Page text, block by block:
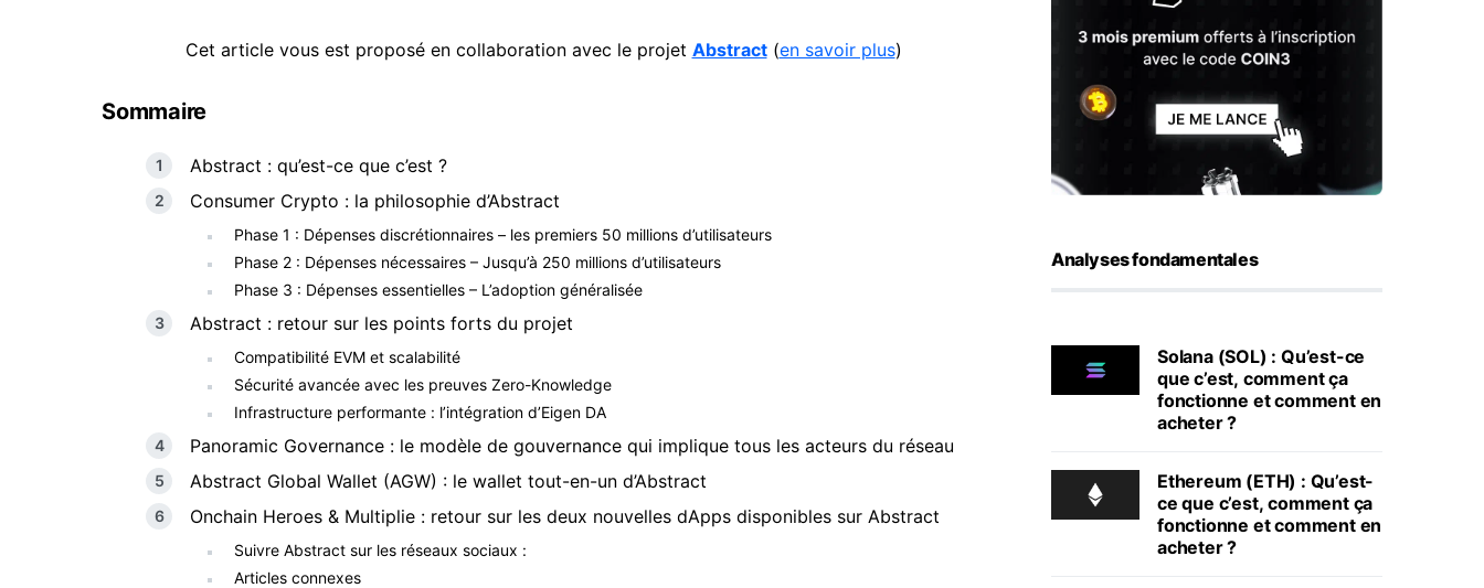
Cet article vous est proposé en collaboration avec le projet Abstract(en savoir plus)
Sommaire
Abstract : qu’est-ce que c’est ?
Consumer Crypto : la philosophie d’Abstract
Phase 1 : Dépenses discrétionnaires – les premiers 50 millions d’utilisateurs
Phase 2 : Dépenses nécessaires – Jusqu’à 250 millions d’utilisateurs
Phase 3 : Dépenses essentielles – L’adoption généralisée
Abstract : retour sur les points forts du projet
Compatibilité EVM et scalabilité
Sécurité avancée avec les preuves Zero-Knowledge
Infrastructure performante : l’intégration d’Eigen DA
Panoramic Governance : le modèle de gouvernance qui implique tous les acteurs du réseau
Abstract Global Wallet (AGW) : le wallet tout-en-un d’Abstract
Onchain Heroes & Multiplie : retour sur les deux nouvelles dApps disponibles sur Abstract
Suivre Abstract sur les réseaux sociaux :
Articles connexes
Analyses fondamentales
Solana (SOL) : Qu’est-ce
que c’est, comment ça
fonctionne et comment en
acheter ?
Ethereum (ETH) : Qu’est-
ce que c’est, comment ça
fonctionne et comment en
acheter ?